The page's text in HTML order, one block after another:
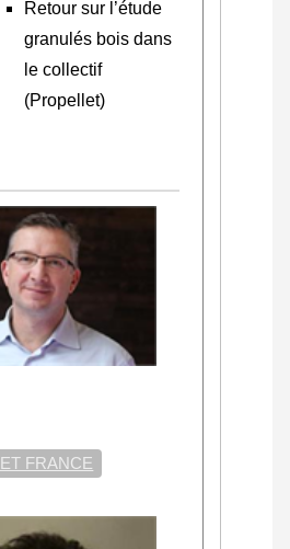
Retour sur l’étude
granulés bois dans
le collectif
(Propellet)
FRANCE